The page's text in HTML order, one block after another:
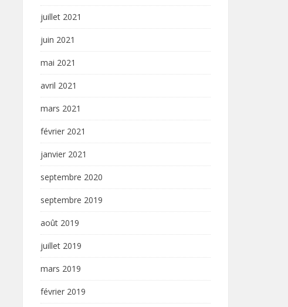
juillet 2021
juin 2021
mai 2021
avril 2021
mars 2021
février 2021
janvier 2021
septembre 2020
septembre 2019
août 2019
juillet 2019
mars 2019
février 2019